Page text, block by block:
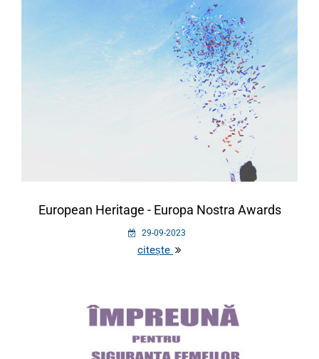
European Heritage - Europa Nostra Awards
29-09-2023
citește